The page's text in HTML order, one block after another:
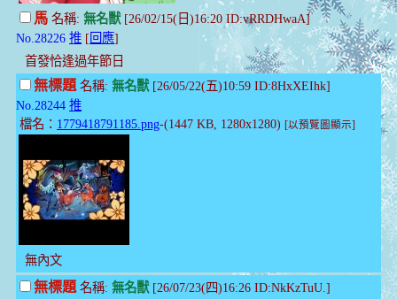
馬 名稱: 無名獸[26/02/15(日)16:20 ID:vRRDHwaA]
No.28226 推 [ 回應]
首發恰逢過年節日
無標題名稱: 無名獸[26/05/22(五)10:59 ID:8HxXEIhk]
No.28244 推
檔名： 1779418791185.png-(1447 KB, 1280x1280) [以預覽圖顯示]
無內文
無標題名稱: 無名獸[26/07/23(四)16:26 ID:NkKzTuU.]